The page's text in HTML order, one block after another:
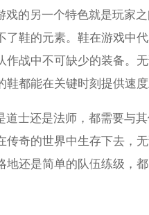
戏的另一个特色就是玩家
了鞋的元素。鞋在游戏中
作战中不可缺少的装备。
鞋都能在关键时刻提供速度
道士还是法师，都需要与
传奇的世界中生存下去，
地还是简单的队伍练级，